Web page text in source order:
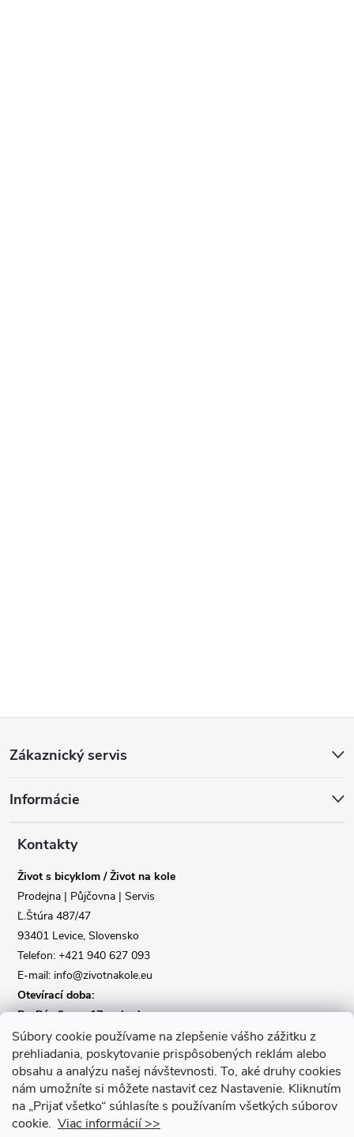
Súbory cookie používame na zlepšenie vášho zážitku z
prehliadania, poskytovanie prispôsobených reklám alebo
obsahu a analýzu našej návštevnosti. To, aké druhy cookies
nám umožníte si môžete nastaviť cez Nastavenie. Kliknutím
na „Prijať všetko“ súhlasíte s používaním všetkých súborov
cookie. Viac informácií >>
p
Zákaznický servis
Informácie
Kontakty
Život s bicyklom / Život na kole
Prodejna | Půjčovna | Servis
Ľ.Štúra 487/47
93401 Levice, Slovensko
Telefon: +421 940 627 093
E-mail: info@zivotnakole.eu
Otevírací doba:
Po-Pá : 9,oo - 17,oo hod
So : 9,oo - 12,oo | Ne : Zavřeno
Kontaktní formulář